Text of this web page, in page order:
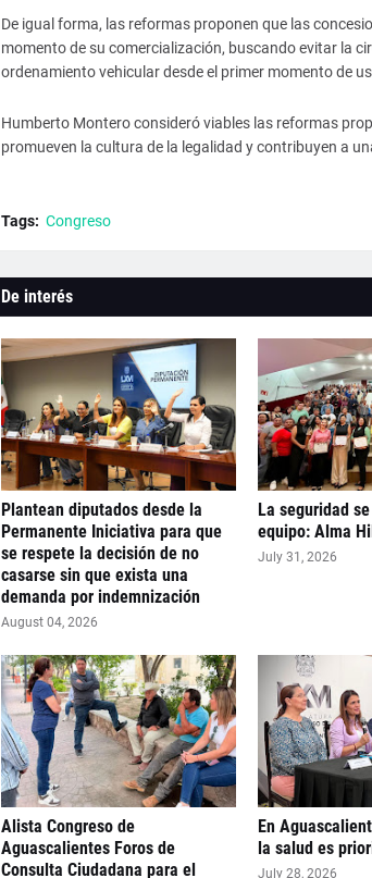
De igual forma, las reformas proponen que las
momento de su comercialización, buscando evitar la
ordenamiento vehicular desde el primer momento de
Humberto Montero consideró viables las reformas
promueven la cultura de la legalidad y contribuyen a
Tags: Congreso
De interés
Plantean diputados desde la
Permanente Iniciativa para que
se respete la decisión de no
casarse sin que exista una
demanda por indemnización
August 04, 2026
La seguridad
equipo: Alma
July 31, 2026
Alista Congreso de
Aguascalientes Foros de
Consulta Ciudadana para el
En
la salud es
July 28, 2026